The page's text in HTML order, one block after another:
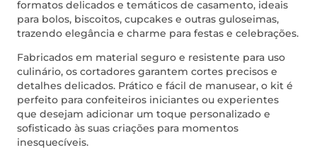
formatos delicados e temáticos de casamento, ideais
para bolos, biscoitos, cupcakes e outras guloseimas,
trazendo elegância e charme para festas e celebrações.
Fabricados em material seguro e resistente para uso
culinário, os cortadores garantem cortes precisos e
detalhes delicados. Prático e fácil de manusear, o kit é
perfeito para confeiteiros iniciantes ou experientes
que desejam adicionar um toque personalizado e
sofisticado às suas criações para momentos
inesquecíveis.